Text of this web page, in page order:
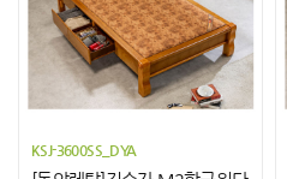
KSJ-3600SS_DYA